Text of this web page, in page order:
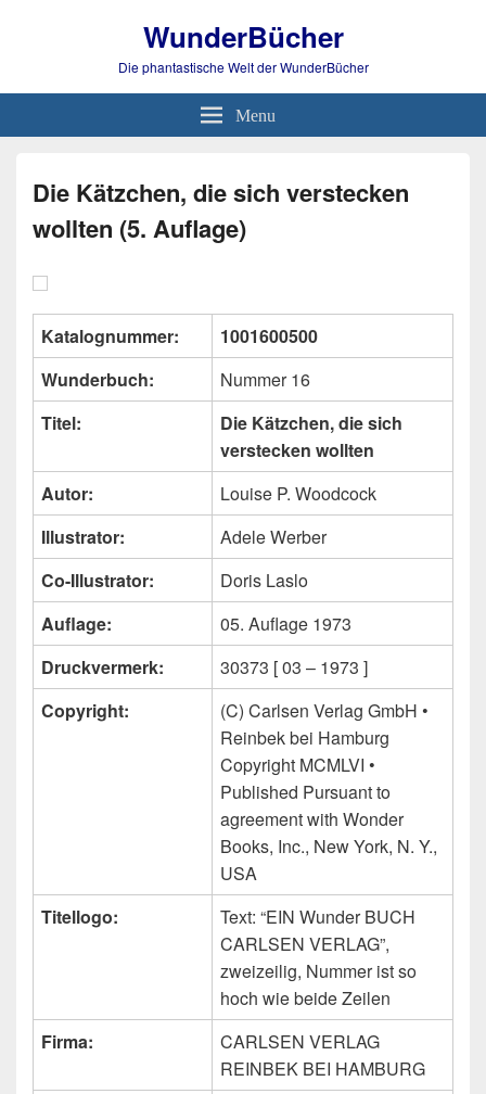
WunderBücher
Die phantastische Welt der WunderBücher
Menu
Die Kätzchen, die sich verstecken
wollten (5. Auflage)
Katalognummer:
1001600500
Wunderbuch:
Nummer 16
Titel:
Die Kätzchen, die sich
verstecken wollten
Autor:
Louise P. Woodcock
Illustrator:
Adele Werber
Co-Illustrator:
Doris Laslo
Auflage:
05. Auflage 1973
Druckvermerk:
30373 [ 03 – 1973 ]
Copyright:
(C) Carlsen Verlag GmbH •
Reinbek bei Hamburg
Copyright MCMLVI •
Published Pursuant to
agreement with Wonder
Books, Inc., New York, N. Y.,
USA
Titellogo:
Text: “EIN Wunder BUCH
CARLSEN VERLAG”,
zweizeilig, Nummer ist so
hoch wie beide Zeilen
Firma:
CARLSEN VERLAG
REINBEK BEI HAMBURG